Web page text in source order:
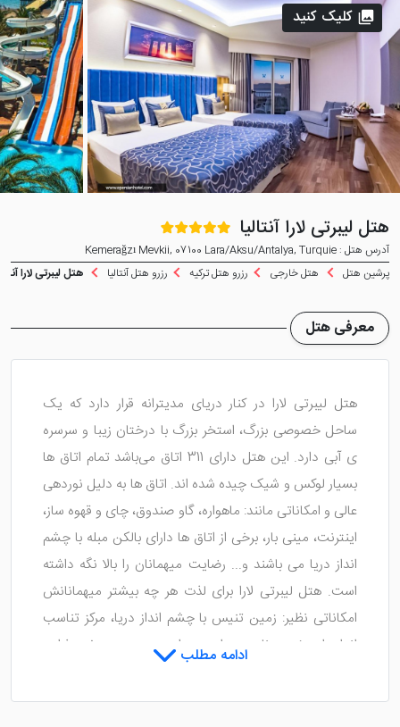
هتل لیبرتی لارا آنتالیا
آدرس هتل : Kemerağzı Mevkii, 07100 Lara/Aksu/Antalya, Turquie
پرشین هتل
هتل خارجی رزرو هتل ترکیه رزرو هتل آنتالیا هتل لیبرتی لارا
کلیک کنید
معرفی هتل
هتل لیبرتی لارا در کنار دریای مدیترانه قرار دارد که یک
ساحل خصوصی بزرگ، استخر بزرگ با درختان زیبا و سرسره
ی آبی دارد. این هتل دارای 311 اتاق می‌باشد تمام اتاق ها
بسیار لوکس و شیک چیده شده اند. اتاق ها به دلیل نوردهی
عالی و امکاناتی مانند: ماهواره، گاو صندوق، چای و قهوه ساز،
اینترنت، مینی بار، برخی از اتاق ها دارای بالکن مبله با چشم
انداز دریا می باشند و... رضایت میهمانان را بالا نگه داشته
است. هتل لیبرتی لارا برای لذت هر چه بیشتر میهمانانش
امکاناتی نظیر: زمین تنیس با چشم انداز دریا، مرکز تناسب
اندام، استخر، سونا، رستوران و... را در مجموعه ی خود فراهم
می‌باشد.
ادامه مطلب